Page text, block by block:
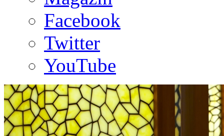
Facebook
Twitter
YouTube